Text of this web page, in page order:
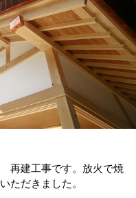
再建工事です。放火で焼
ただきました。